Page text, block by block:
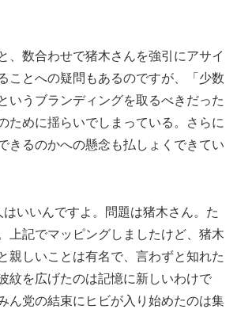
、数合わせで猪木さんを強引にアサイ
ことへの疑問もあるのですが、「少数
いうブランディングを取るべきだった
ために揺らいでしまっている。さらに
きるのかへの懸念も払しょくできてい
いいんですよ。問題は猪木さん。た
上記でマッピングしましたけど、猪木
親しいことは有名で、言わずと知れた
紋を広げたのは記憶に新しいわけで
ん党の結束にヒビが入り始めたのは集